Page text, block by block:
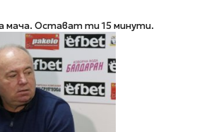
мача. Остават ти 15 минути.